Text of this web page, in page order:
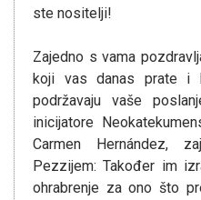
ste nositelji!
Zajedno s vama
koji vas danas prate i
podržavaju vaše
inicijatore
Carmen Hernández,
Pezzijem: Također im
ohrabrenje za ono što